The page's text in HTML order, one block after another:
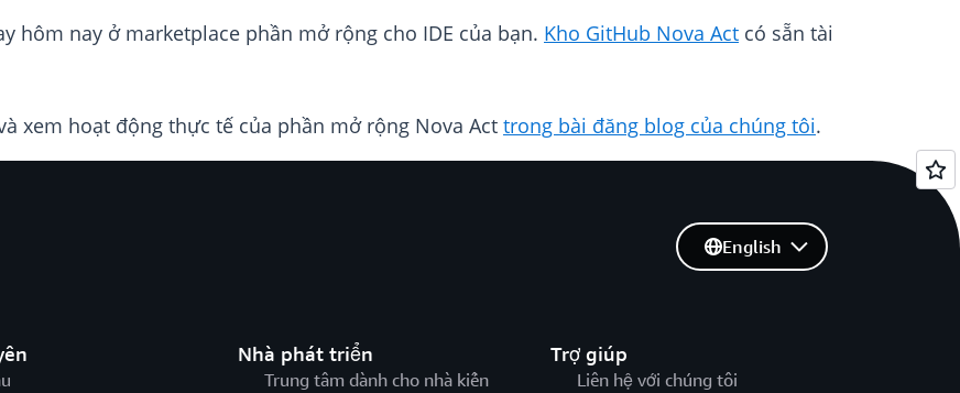
hôm nay ở marketplace phần mở rộng cho IDE của bạn. Kho GitHub Nova Act có sẵn tài
xem hoạt động thực tế của phần mở rộng Nova Act trong bài đăng blog của chúng tôi.
Nhà phát triển
Trung tâm dành cho nhà kiến
Trợ giúp
Liên hệ với chúng tôi
English